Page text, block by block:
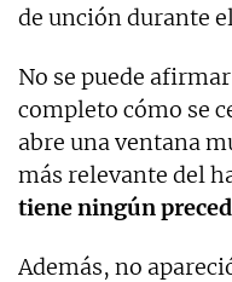
de unción durante
No se puede
completo cómo se
abre una ventana
más relevante del
tiene ningún
Además, no